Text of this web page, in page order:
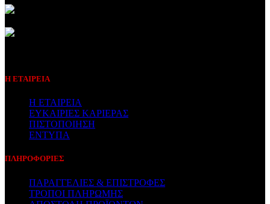
Η ΕΤΑΙΡΕΙΑ
Η ΕΤΑΙΡΕΙΑ
ΕΥΚΑΙΡΙΕΣ ΚΑΡΙΕΡΑΣ
ΠΙΣΤΟΠΟΙΗΣΗ
ΕΝΤΥΠΑ
ΠΛΗΡΟΦΟΡΙΕΣ
ΠΑΡΑΓΓΕΛΙΕΣ & ΕΠΙΣΤΡΟΦΕΣ
ΤΡΟΠΟΙ ΠΛΗΡΩΜΗΣ